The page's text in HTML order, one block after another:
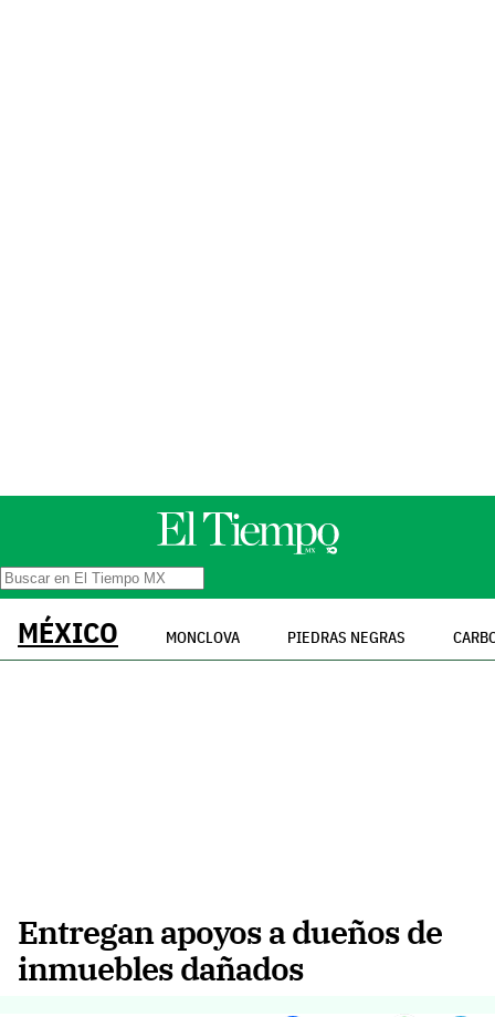
MÉXICO MONCLOVA PIEDRAS NEGRAS
Entregan apoyos a dueños de
inmuebles dañados